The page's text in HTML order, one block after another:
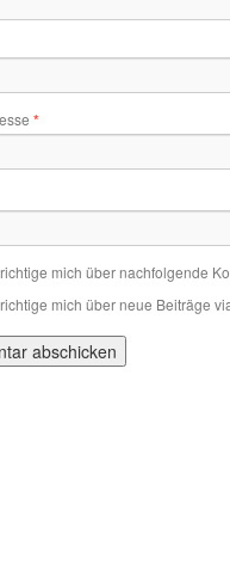
*
mich über nachfolgende
mich über neue Beiträge